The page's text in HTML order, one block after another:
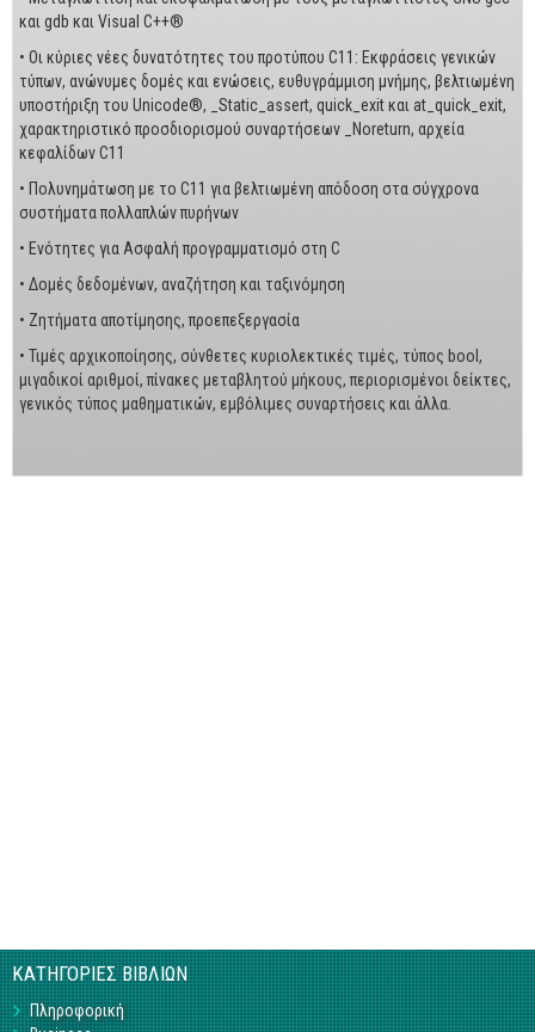
και gdb και Visual C++®
• Οι κύριες νέες δυνατότητες του προτύπου C11: Εκφράσεις γενικών
τύπων, ανώνυμες δομές και ενώσεις, ευθυγράμμιση μνήμης, βελτιωμένη
υποστήριξη του Unicode®, _Static_assert, quick_exit και at_quick_exit,
χαρακτηριστικό προσδιορισμού συναρτήσεων _Noreturn, αρχεία
κεφαλίδων C11
• Πολυνημάτωση με το C11 για βελτιωμένη απόδοση στα σύγχρονα
συστήματα πολλαπλών πυρήνων
• Ενότητες για Ασφαλή προγραμματισμό στη C
• Δομές δεδομένων, αναζήτηση και ταξινόμηση
• Ζητήματα αποτίμησης, προεπεξεργασία
• Τιμές αρχικοποίησης, σύνθετες κυριολεκτικές τιμές, τύπος bool,
μιγαδικοί αριθμοί, πίνακες μεταβλητού μήκους, περιορισμένοι δείκτες,
γενικός τύπος μαθηματικών, εμβόλιμες συναρτήσεις και άλλα.
ΚΑΤΗΓΟΡΙΕΣ ΒΙΒΛΙΩΝ
Πληροφορική